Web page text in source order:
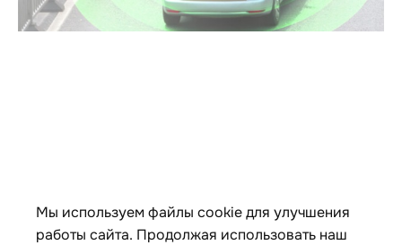
Мы используем файлы cookie для улучшения
работы сайта. Продолжая использовать наш